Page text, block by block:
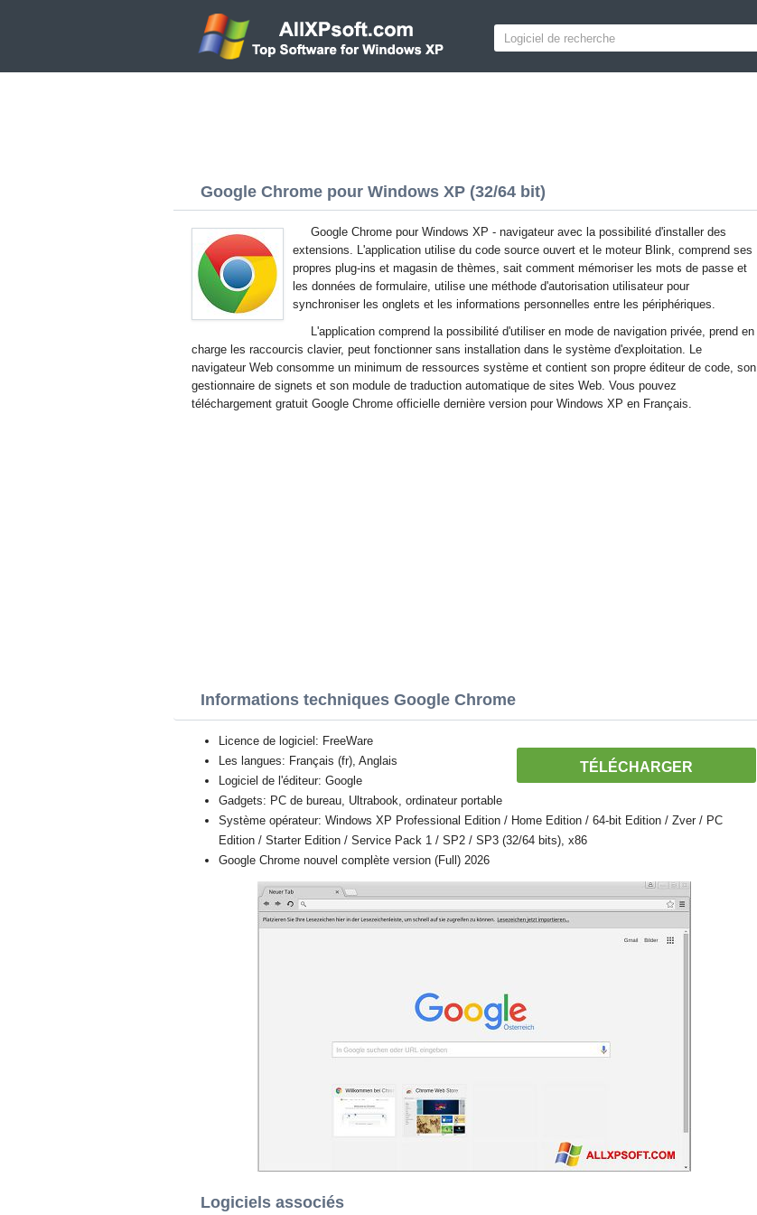
Google Chrome pour Windows XP (32/64 bit)
Google Chrome pour Windows XP - navigateur avec la possibilité d'installer des
extensions. L'application utilise du code source ouvert et le moteur Blink, comprend ses
propres plug-ins et magasin de thèmes, sait comment mémoriser les mots de passe et
les données de formulaire, utilise une méthode d'autorisation utilisateur pour
synchroniser les onglets et les informations personnelles entre les périphériques.
L'application comprend la possibilité d'utiliser en mode de navigation privée, prend en
charge les raccourcis clavier, peut fonctionner sans installation dans le système d'exploitation. Le
navigateur Web consomme un minimum de ressources système et contient son propre éditeur de code, son
gestionnaire de signets et son module de traduction automatique de sites Web. Vous pouvez
téléchargement gratuit Google Chrome officielle dernière version pour Windows XP en Français.
Informations techniques Google Chrome
TÉLÉCHARGER
Licence de logiciel: FreeWare
Les langues: Français (fr), Anglais
Logiciel de l'éditeur: Google
Gadgets: PC de bureau, Ultrabook, ordinateur portable
Système opérateur: Windows XP Professional Edition / Home Edition / 64-bit Edition / Zver / PC
Edition / Starter Edition / Service Pack 1 / SP2 / SP3 (32/64 bits), x86
Google Chrome nouvel complète version (Full) 2026
Logiciels associés